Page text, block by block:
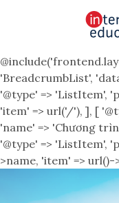
'BreadcrumbList',
'@type' => 'ListItem',
'item' => url('/'), ], [
'name' => 'Chương
'@type' => 'ListItem',
>name, 'item' =>